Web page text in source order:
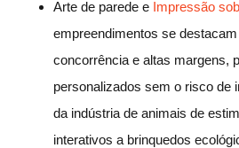
Arte de parede e Impressão
empreendimentos se
concorrência e altas margens,
personalizados sem o risco de
da indústria de animais de
interativos a brinquedos